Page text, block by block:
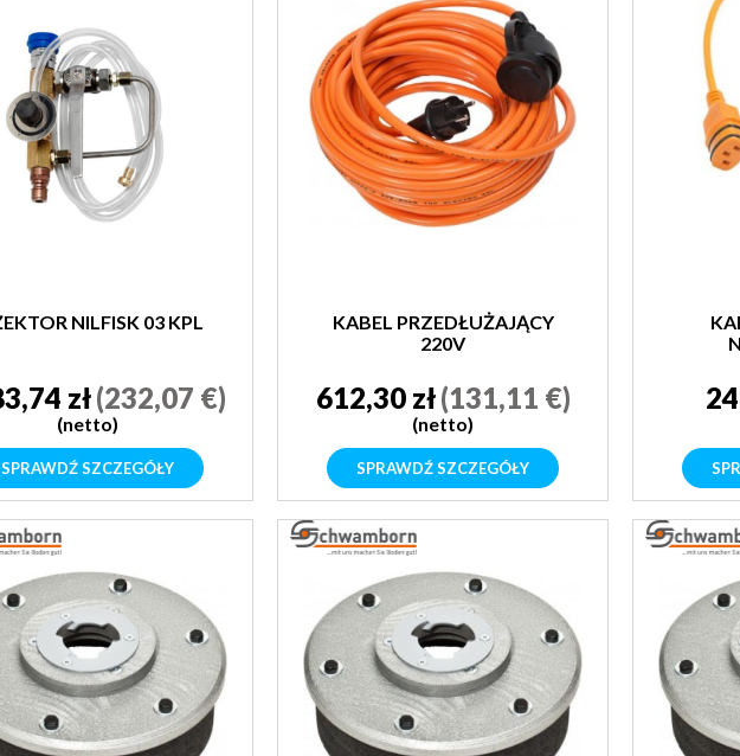
NILFISK 03 KPL
zł(232,07 €)
(netto)
SPRAWDŹ SZCZEGÓŁY
KABEL PRZEDŁUŻAJĄCY
220V
612,30 zł(131,11 €)
(netto)
SPRAWDŹ SZCZEGÓŁY